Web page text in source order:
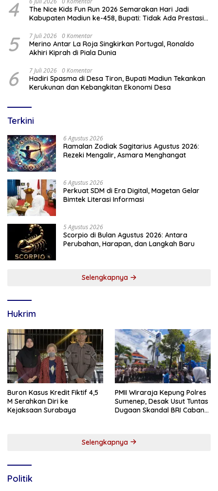
4
The Nice Kids Fun Run 2026 Semarakan Hari Jadi
Kabupaten Madiun ke-458, Bupati: Tidak Ada Prestasi
5 7 Juli 2026 0 Komentar
Merino Antar La Roja Singkirkan Portugal, Ronaldo
Akhiri Kiprah di Piala Dunia
6 7 Juli 2026 0 Komentar
Hadiri Spasma di Desa Tiron, Bupati Madiun Tekankan
Kerukunan dan Kebangkitan Ekonomi Desa
Terkini
6 Agustus 2026
Ramalan Zodiak Sagitarius Agustus 2026:
Rezeki Mengalir, Asmara Menghangat
6 Agustus 2026
Perkuat SDM di Era Digital, Magetan Gelar
Bimtek Literasi Informasi
5 Agustus 2026
Scorpio di Bulan Agustus 2026: Antara
Perubahan, Harapan, dan Langkah Baru
Selengkapnya
Hukrim
Buron Kasus Kredit Fiktif 4,5
M Serahkan Diri ke
Kejaksaan Surabaya
PMII Wiraraja Kepung Polres
Sumenep, Desak Usut Tuntas
Dugaan Skandal BRI Cabang
Selengkapnya
Politik